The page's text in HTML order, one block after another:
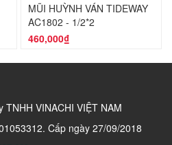
MŨI HUỲNH VÁN TIDEWAY
AC1802 - 1/2*2
460,000₫
VINACHI VIỆT NAM
Cấp ngày 27/09/2018